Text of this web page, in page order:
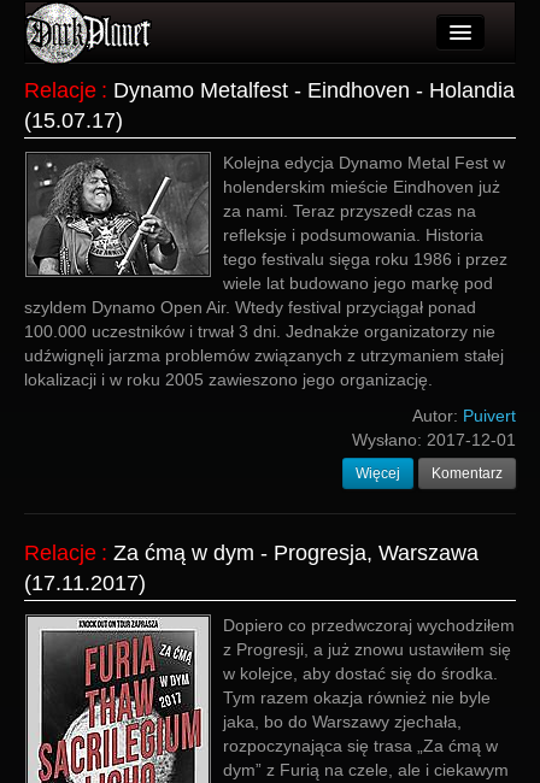
Użytkownicy
Wydarzenia
Galeria
Forum
Więcej
Login
Relacje : Dynamo Metalfest - Eindhoven - Holandia
(15.07.17)
Kolejna edycja Dynamo Metal Fest w
holenderskim mieście Eindhoven już
za nami. Teraz przyszedł czas na
refleksje i podsumowania. Historia
tego festivalu sięga roku 1986 i przez
wiele lat budowano jego markę pod
szyldem Dynamo Open Air. Wtedy festival przyciągał ponad
100.000 uczestników i trwał 3 dni. Jednakże organizatorzy nie
udźwignęli jarzma problemów związanych z utrzymaniem stałej
lokalizacji i w roku 2005 zawieszono jego organizację.
Autor: Puivert
Wysłano: 2017-12-01
Więcej Komentarz
Relacje : Za ćmą w dym - Progresja, Warszawa
(17.11.2017)
Dopiero co przedwczoraj wychodziłem
z Progresji, a już znowu ustawiłem się
w kolejce, aby dostać się do środka.
Tym razem okazja również nie byle
jaka, bo do Warszawy zjechała,
rozpoczynająca się trasa „Za ćmą w
dym” z Furią na czele, ale i ciekawym